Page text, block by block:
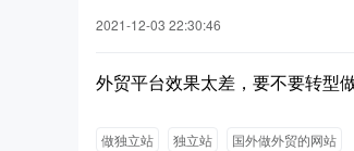
2021-12-03 22:30:46
外贸平台效果太差，要不要转型
做独立站 独立站 国外做外贸的网站